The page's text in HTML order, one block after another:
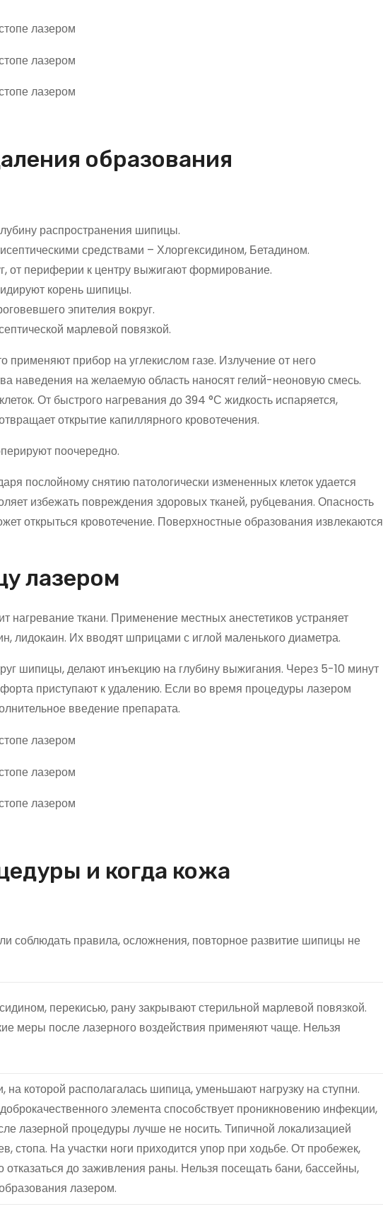
образования
распространения шипицы.
средствами – Хлоргексидином, Бетадином.
от периферии к центру выжигают формирование.
корень шипицы.
эпителия вокруг.
марлевой повязкой.
прибор на углекислом газе. Излучение от него
наведения на желаемую область наносят гелий-неоновую смесь.
От быстрого нагревания до 394 °С жидкость испаряется,
открытие капиллярного кровотечения.
поочередно.
послойному снятию патологически измененных клеток удается
избежать повреждения здоровых тканей, рубцевания. Опасность
открыться кровотечение. Поверхностные образования извлекаются
лазером
ткани. Применение местных анестетиков устраняет
лидокаин. Их вводят шприцами с иглой маленького диаметра.
шипицы, делают инъекцию на глубину выжигания. Через 5-10 минут
приступают к удалению. Если во время процедуры лазером
введение препарата.
и когда кожа
соблюдать правила, осложнения, повторное развитие шипицы не
перекисью, рану закрывают стерильной марлевой повязкой.
меры после лазерного воздействия применяют чаще. Нельзя
которой располагалась шипица, уменьшают нагрузку на ступни.
элемента способствует проникновению инфекции,
лазерной процедуры лучше не носить. Типичной локализацией
стопа. На участки ноги приходится упор при ходьбе. От пробежек,
до заживления раны. Нельзя посещать бани, бассейны,
лазером.